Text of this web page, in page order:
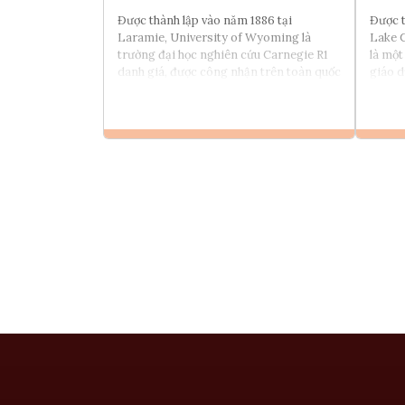
Được thành lập vào năm 1886 tại
Laramie, University of Wyoming là
trường đại học nghiên cứu Carnegie R1
danh giá, được công nhận trên toàn quốc
lượng với chi phí hợp lý.
Được
Lake
là
giáo